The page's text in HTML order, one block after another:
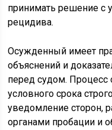
принимать решение с
рецидива.
Осужденный имеет
объяснений и
перед судом.
условного срока
уведомление сторон,
органами пробации и